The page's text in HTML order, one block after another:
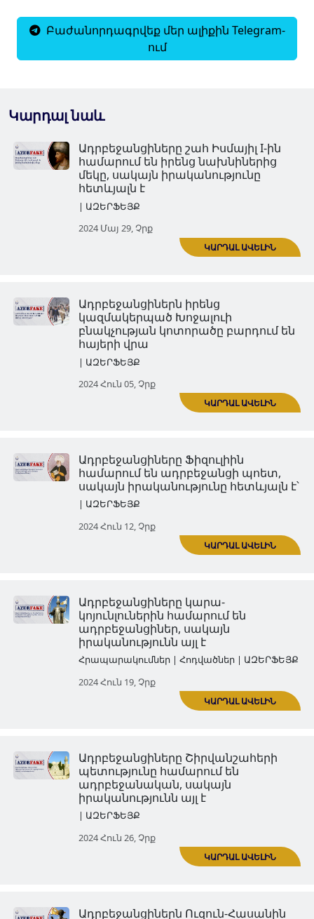
Կարդալ նաև
մեկը, սակայն
հետևյալն է
| ԱԶԵՐՖԵՅՔ
2024 Մայ 29, Չրք
Ադրբեջանցիներն իրենց
կազմակերպած Խոջալուի
բնակչության կոտորածը
հայերի վրա
Ադրբեջանցիները Ֆիզուլիին
համարում են ադրբեջանցի
սակայն իրականությունը
Բաժանորդագրվեք մեր ալիքին Telegram-
ում